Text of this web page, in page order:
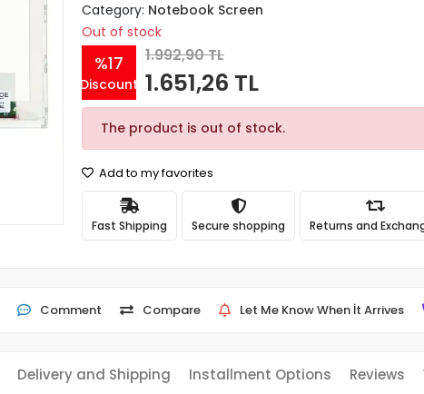
Category: Notebook Screen
Out of stock
%17
Discount
1.992,90 TL
1.651,26 TL
The product is out of stock.
Add to my favorites
Fast Shipping Secure shopping Returns and
Comment Compare Let Me Know When İt Arrives
Delivery and Shipping Installment Options Reviews